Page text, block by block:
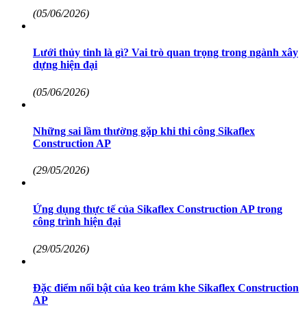
(05/06/2026)
Lưới thủy tinh là gì? Vai trò quan trọng trong ngành xây
dựng hiện đại
(05/06/2026)
Những sai lầm thường gặp khi thi công Sikaflex
Construction AP
(29/05/2026)
Ứng dụng thực tế của Sikaflex Construction AP trong
công trình hiện đại
(29/05/2026)
Đặc điểm nổi bật của keo trám khe Sikaflex Construction
AP